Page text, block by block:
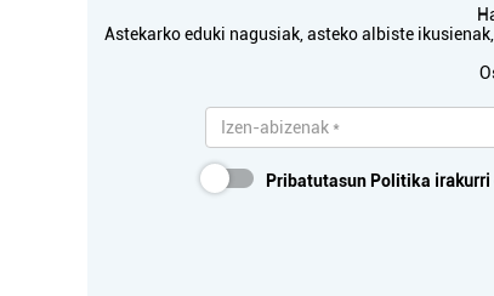
Astekarko eduki nagusiak, asteko albiste
Pribatutasun Politika irakurri